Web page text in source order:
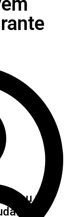
na
Sem